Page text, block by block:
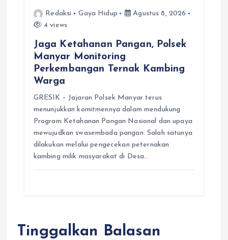
Redaksi Gaya Hidup
Agustus 8, 2026
4 views
Jaga Ketahanan Pangan, Polsek
Manyar Monitoring
Perkembangan Ternak Kambing
Warga
GRESIK – Jajaran Polsek Manyar terus
menunjukkan komitmennya dalam mendukung
Program Ketahanan Pangan Nasional dan upaya
mewujudkan swasembada pangan. Salah satunya
dilakukan melalui pengecekan peternakan
kambing milik masyarakat di Desa…
Tinggalkan Balasan